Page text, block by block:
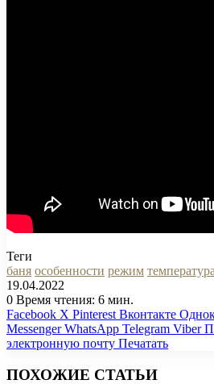
Теги
баня особенности режим температура
19.04.2022
0 Время чтения: 6 мин.
Facebook X Pinterest Вконтакте
Messenger WhatsApp Telegram Viber
электронную почту Печатать
ПОХОЖИЕ СТАТЬИ